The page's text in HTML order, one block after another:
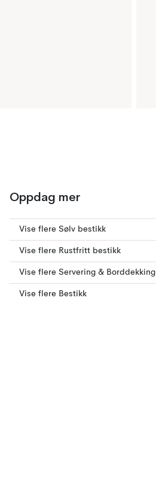
Oppdag mer
Vise flere Sølv bestikk
Vise flere Rustfritt bestikk
Vise flere Servering & Borddekking
Vise flere Bestikk